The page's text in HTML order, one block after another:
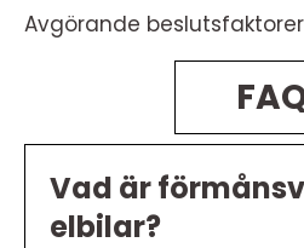
Avgörande
Vad är
elbilar?